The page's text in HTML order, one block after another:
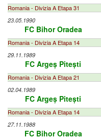
Romania - Divizia A Etapa 31
23.05.1990
FC Bihor Oradea
Romania - Divizia A Etapa 14
29.11.1989
FC Argeș Pitești
Romania - Divizia A Etapa 21
02.04.1989
FC Argeș Pitești
Romania - Divizia A Etapa 14
27.11.1988
FC Bihor Oradea